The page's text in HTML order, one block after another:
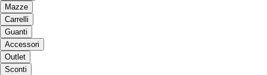
Mazze
Carrelli
Guanti
Accessori
Outlet
Sconti